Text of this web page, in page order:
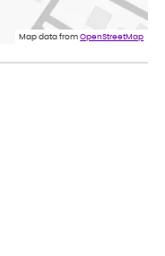
v pěkném stavu. Jediné, co
zboží před
Map data fromOpenStreetMap